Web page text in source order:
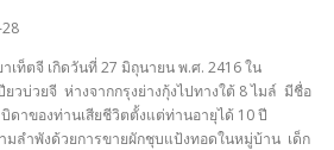
เท็ตจี เกิดวันที่ 27 มิถุนายน พ.ศ. 2416 ใน
วบ่วยจี ห่างจากกรุงย่างกุ้งไปทางใต้ 8 ไมล์ มีชื่อ
ดาของท่านเสียชีวิตตั้งแต่ท่านอายุได้ 10 ปี
มลำพังด้วยการขายผักชุบแป้งทอดในหมู่บ้าน เด็ก